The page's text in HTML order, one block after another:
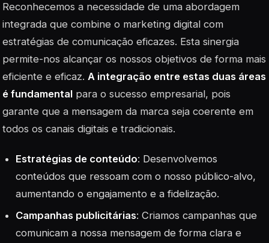
Reconhecemos a necessidade de uma abordagem
integrada que combine o marketing digital com
estratégias de comunicação eficazes. Esta sinergia
permite-nos alcançar os nossos objetivos de forma mais
eficiente e eficaz. A integração entre estas duas áreas
é fundamental para o sucesso empresarial, pois
garante que a mensagem da marca seja coerente em
todos os canais digitais e tradicionais.
Estratégias de conteúdo: Desenvolvemos
conteúdos que ressoam com o nosso público-alvo,
aumentando o engajamento e a fidelização.
Campanhas publicitárias: Criamos campanhas que
comunicam a nossa mensagem de forma clara e